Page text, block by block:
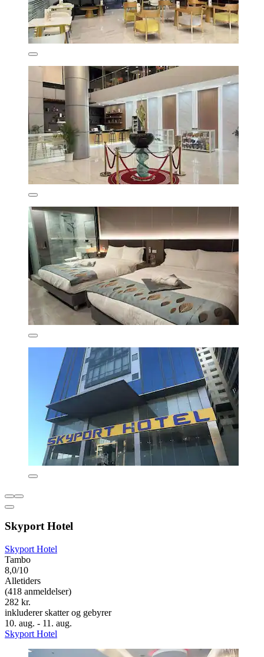
Skyport Hotel
Skyport Hotel
Tambo
8,0/10
Alletiders
(418 anmeldelser)
282 kr.
inkluderer skatter og gebyrer
10. aug. - 11. aug.
Skyport Hotel